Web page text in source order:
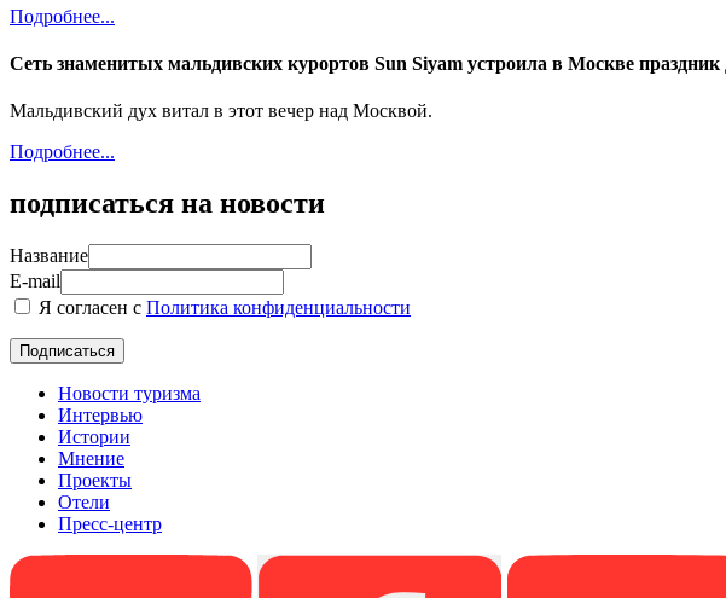
Подробнее...
Сеть знаменитых мальдивских курортов Sun Siyam устроила в Москве
Мальдивский дух витал в этот вечер над Москвой.
Подробнее...
подписаться на новости
Название
E-mail
Я согласен с Политика конфиденциальности
Новости туризма
Интервью
Истории
Мнение
Проекты
Отели
Пресс-центр